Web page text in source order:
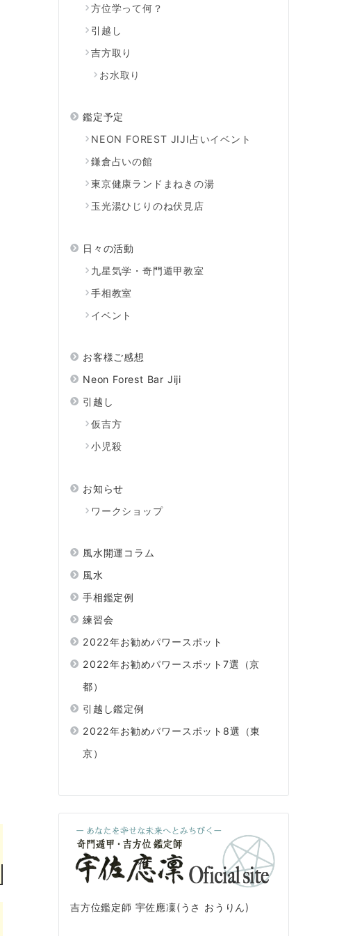
方位学って何？
引越し
吉方取り
お水取り
鑑定予定
NEON FOREST JIJI占いイベント
鎌倉占いの館
東京健康ランドまねきの湯
玉光湯ひじりのね伏見店
日々の活動
九星気学・奇門遁甲教室
手相教室
イベント
お客様ご感想
Neon Forest Bar Jiji
引越し
仮吉方
小児殺
お知らせ
ワークショップ
風水開運コラム
風水
手相鑑定例
練習会
2022年お勧めパワースポット
2022年お勧めパワースポット7選（京
都）
引越し鑑定例
2022年お勧めパワースポット8選（東
京）
吉方位鑑定師 宇佐應凜(うさ おうりん)